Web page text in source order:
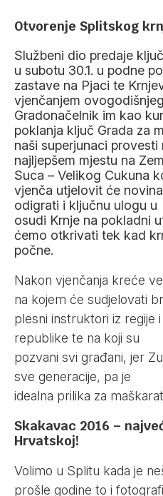
Otvorenje Splitskog
Službeni dio predaje
u subotu 30.1. u podne
zastave na Pjaci te
vjenčanjem
Gradonačelnik im kao
poklanja ključ Grada za
naši superjunaci provesti
najljepšem mjestu na
Suca – Velikog Cukuna
vjenča utjelovit će
odigrati i ključnu ulogu u
osudi Krnje na pokladni
ćemo otkrivati tek kad
počne.
Nakon vjenčanja kreće
na kojem će sudjelovati
plesni instruktori iz regije
republike te na koji su
pozvani svi građani, jer
sve generacije, pa je
idealna prilika za
Skakavac 2016 –
Hrvatskoj!
Volimo u Splitu kada je
prošle godine to i